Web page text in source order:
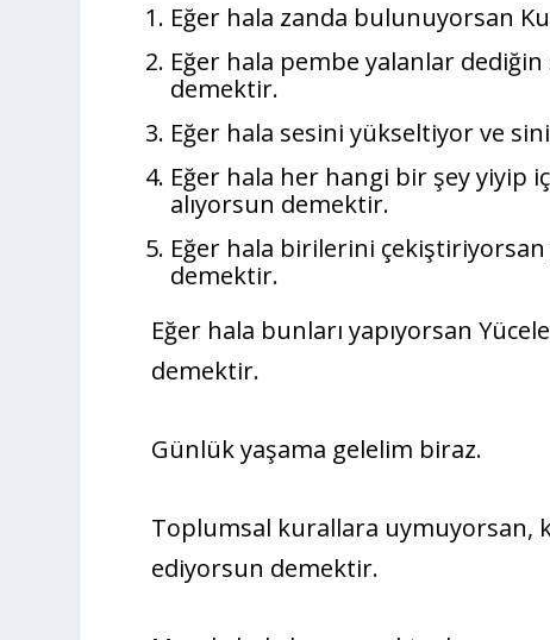
Eğer hala zanda bulunuyorsan
Eğer hala pembe yalanlar
demektir.
Eğer hala sesini yükseltiyor ve
Eğer hala her hangi bir şey yiyip
alıyorsun demektir.
Eğer hala birilerini çekiştiriyorsan
demektir.
Eğer hala bunları yapıyorsan
demektir.
Günlük yaşama gelelim biraz.
Toplumsal kurallara uymuyorsan,
ediyorsun demektir.